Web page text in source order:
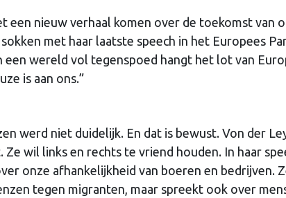
een nieuw verhaal komen over de toekomst van
met haar laatste speech in het Europees
een wereld vol tegenspoed hangt het lot van
is aan ons.”
werd niet duidelijk. En dat is bewust. Von der
Ze wil links en rechts te vriend houden. In haar
onze afhankelijkheid van boeren en bedrijven.
tegen migranten, maar spreekt ook over